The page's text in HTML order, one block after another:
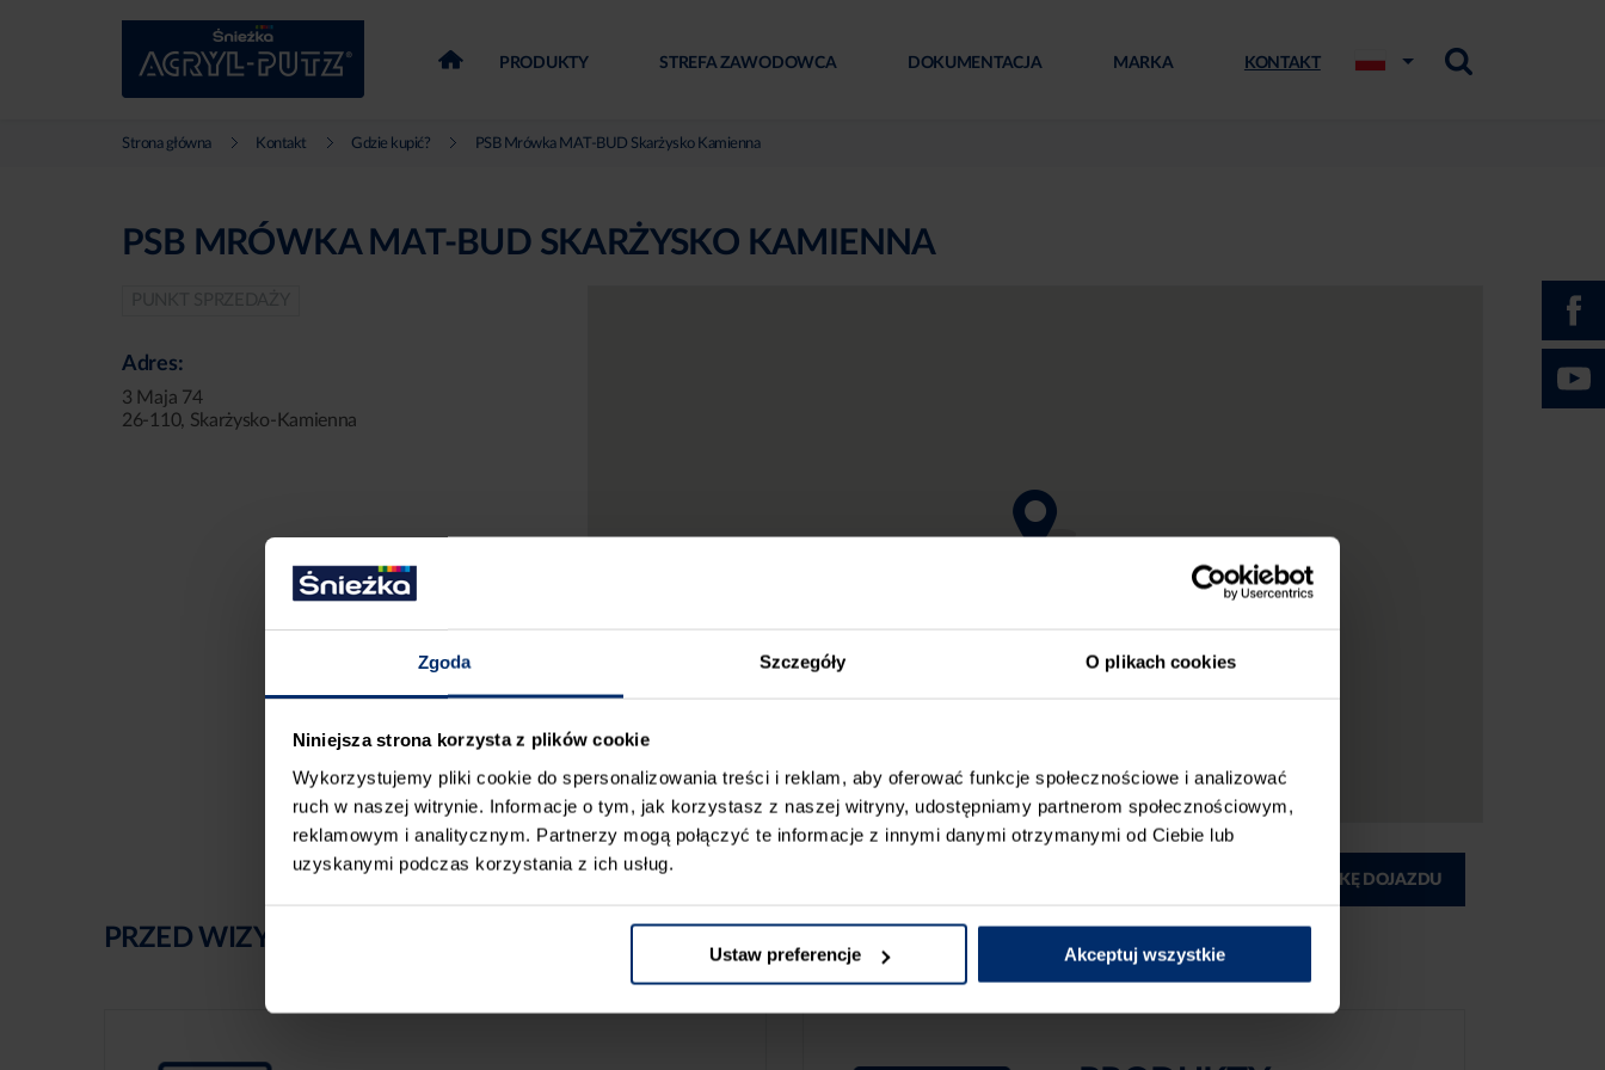
Zgoda Szczegóły O plikach cookies
Niniejsza strona korzysta z plików cookie
Wykorzystujemy pliki cookie do spersonalizowania treści i reklam, aby oferować funkcje społecznościowe i analizować
ruch w naszej witrynie. Informacje o tym, jak korzystasz z naszej witryny, udostępniamy partnerom społecznościowym,
reklamowym i analitycznym. Partnerzy mogą połączyć te informacje z innymi danymi otrzymanymi od Ciebie lub
uzyskanymi podczas korzystania z ich usług.
Ustaw preferencje Akceptuj wszystkie
PRODUKTY STREFA ZAWODOWCA DOKUMENTACJA MARKA KONTAKT
Strona główna Kontakt Gdzie kupić? PSB Mrówka MAT-BUD Skarżysko Kamienna
PSB MRÓWKA MAT-BUD SKARŻYSKO KAMIENNA
Adres:
3 Maja 74
26-110, Skarżysko-Kamienna
DRUKUJ MAPKĘ DOJAZDU
PRZED WIZYTĄ W SKLEPIE POLECAMY: